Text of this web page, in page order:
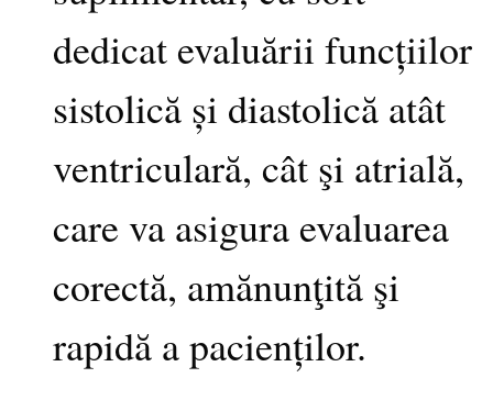
dedicat evaluării funcțiilor
sistolică și diastolică atât
ventriculară, cât şi atrială,
care va asigura evaluarea
corectă, amănunţită şi
rapidă a pacienților.